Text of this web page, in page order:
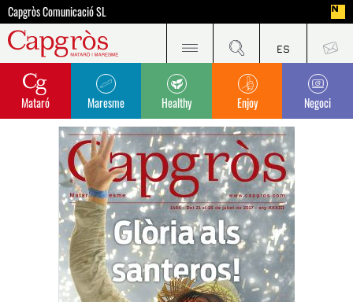
Capgròs Comunicació SL
Mataró Maresme Healthy Enjoy Negoci